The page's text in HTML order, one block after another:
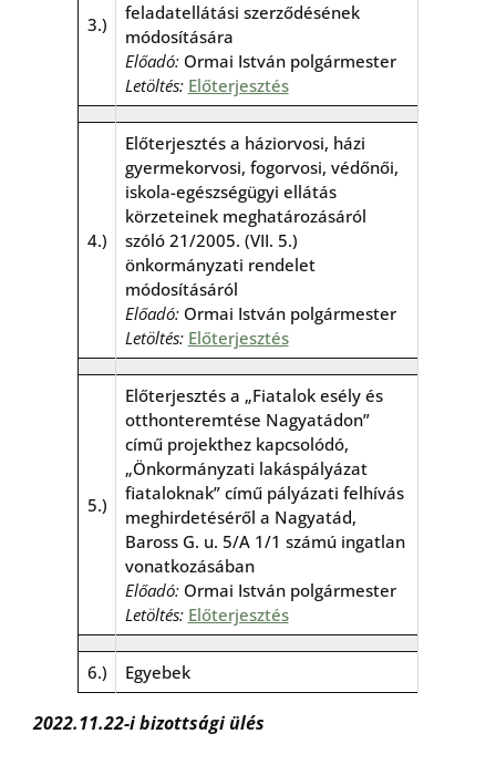
3.)
feladatellátási szerződésének
módosítására
Előadó: Ormai István polgármester
Letöltés: Előterjesztés
4.)
Előterjesztés a háziorvosi, házi
gyermekorvosi, fogorvosi, védőnői,
iskola-egészségügyi ellátás
körzeteinek meghatározásáról
szóló 21/2005. (VII. 5.)
önkormányzati rendelet
módosításáról
Előadó: Ormai István polgármester
Letöltés: Előterjesztés
5.)
Előterjesztés a „Fiatalok esély és
otthonteremtése Nagyatádon”
című projekthez kapcsolódó,
„Önkormányzati lakáspályázat
fiataloknak” című pályázati felhívás
meghirdetéséről a Nagyatád,
Baross G. u. 5/A 1/1 számú ingatlan
vonatkozásában
Előadó: Ormai István polgármester
Letöltés: Előterjesztés
6.) Egyebek
2022.11.22-i bizottsági ülés